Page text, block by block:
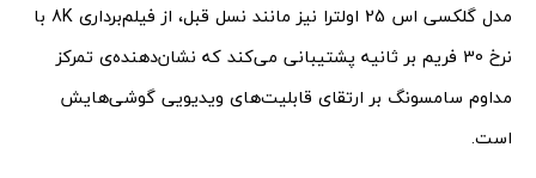
مدل گلکسی اس 25 اولترا نیز مانند نسل قبل، از فیلم‌برداری 8K با
نرخ 30 فریم بر ثانیه پشتیبانی می‌کند که نشان‌دهنده‌ی تمرکز
مداوم سامسونگ بر ارتقای قابلیت‌های ویدیویی گوشی‌هایش
است.